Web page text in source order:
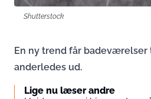
Shutterstock
En ny trend får badeværelser
anderledes ud.
Lige nu læser andre